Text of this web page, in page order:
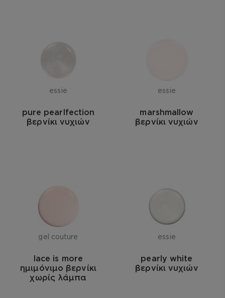
essie
pure pearlfection
βερνίκι νυχιών
essie
marshmallow
βερνίκι νυχιών
gel couture
lace is more
ημιμόνιμο βερνίκι
χωρίς λάμπα
essie
pearly white
βερνίκι νυχιών